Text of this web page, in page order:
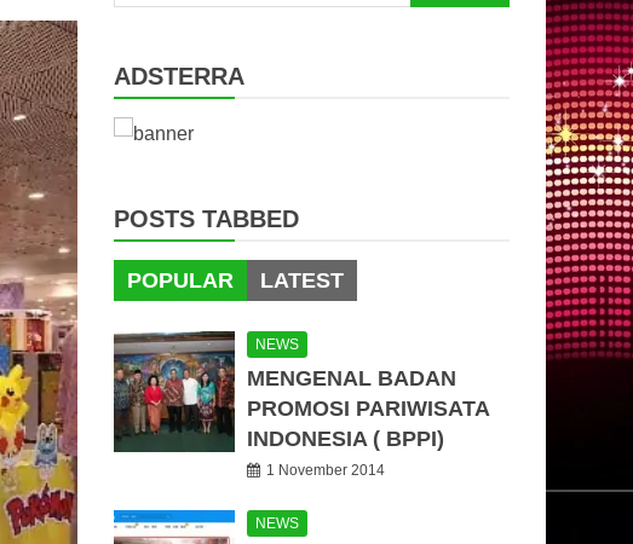
for:
ADSTERRA
POSTS TABBED
POPULAR LATEST
NEWS
MENGENAL BADAN
PROMOSI PARIWISATA
INDONESIA ( BPPI)
1 November 2014
NEWS